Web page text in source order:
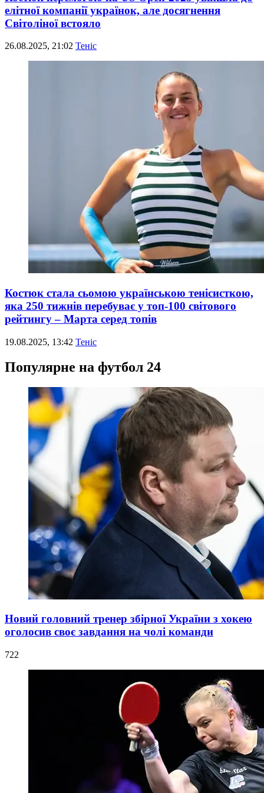
елітної компанії українок, але досягнення
Світоліної встояло
26.08.2025, 21:02 Теніс
Костюк стала сьомою українською тенісисткою,
яка 250 тижнів перебуває у топ-100 світового
рейтингу – Марта серед топів
19.08.2025, 13:42 Теніс
Популярне на футбол 24
Новий головний тренер збірної України з хокею
оголосив своє завдання на чолі команди
722